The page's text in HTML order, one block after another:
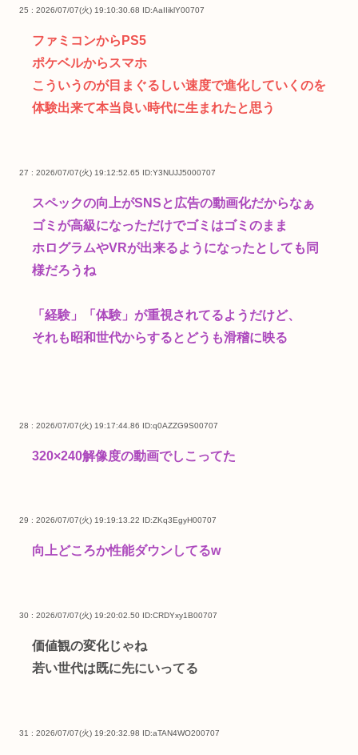
25 : 2026/07/07(火) 19:10:30.68 ID:AaIIiklY00707
ファミコンからPS5
ポケベルからスマホ
こういうのが目まぐるしい速度で進化していくのを
体験出来て本当良い時代に生まれたと思う
27 : 2026/07/07(火) 19:12:52.65 ID:Y3NUJJ5000707
スペックの向上がSNSと広告の動画化だからなぁ
ゴミが高級になっただけでゴミはゴミのまま
ホログラムやVRが出来るようになったとしても同
様だろうね
「経験」「体験」が重視されてるようだけど、
それも昭和世代からするとどうも滑稽に映る
28 : 2026/07/07(火) 19:17:44.86 ID:q0AZZG9S00707
320×240解像度の動画でしこってた
29 : 2026/07/07(火) 19:19:13.22 ID:ZKq3EgyH00707
向上どころか性能ダウンしてるw
30 : 2026/07/07(火) 19:20:02.50 ID:CRDYxy1B00707
価値観の変化じゃね
若い世代は既に先にいってる
31 : 2026/07/07(火) 19:20:32.98 ID:aTAN4WO200707